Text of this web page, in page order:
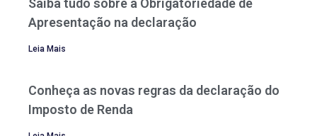
Saiba tudo sobre a Obrigatoriedade de
Apresentação na declaração
Leia Mais
Conheça as novas regras da declaração do
Imposto de Renda